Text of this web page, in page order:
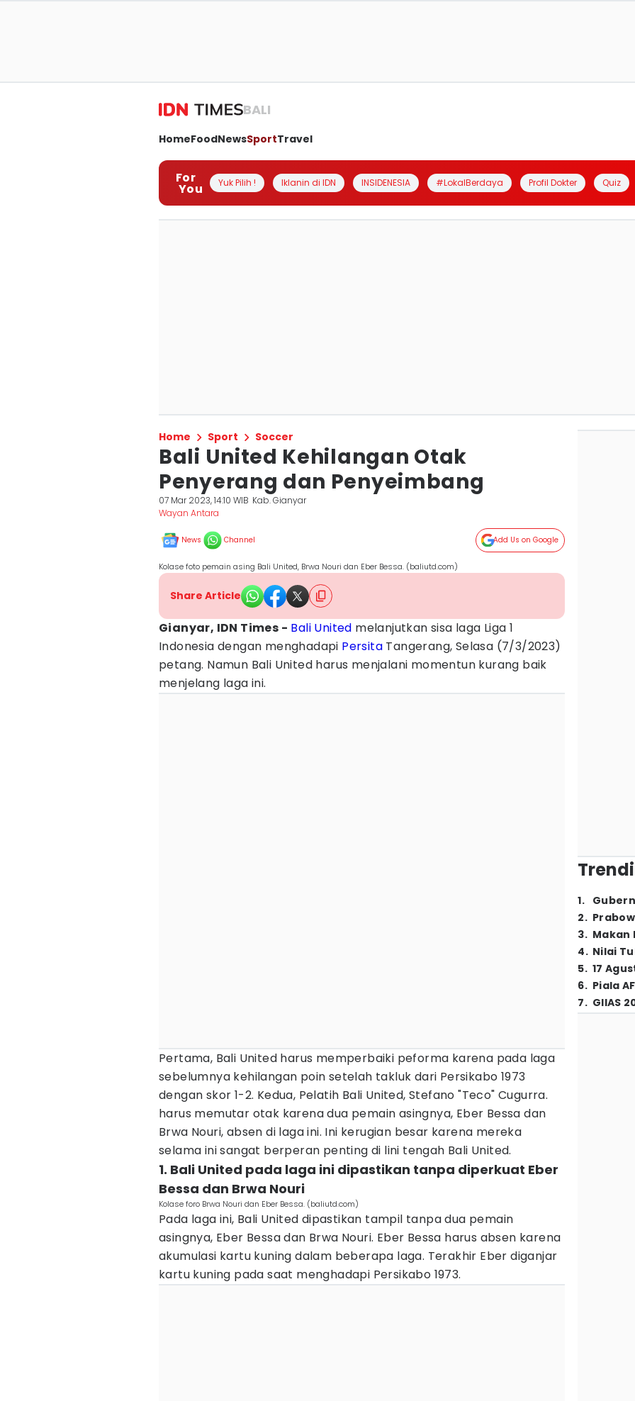
BALI
HomeFoodNewsSportTravel
For
You Yuk Pilih ! Iklanin di IDN INSIDENESIA #LokalBerdaya Profil Dokter Quiz
Home Sport Soccer
Bali United Kehilangan Otak
Penyerang dan Penyeimbang
07 Mar 2023, 14:10 WIB Kab. Gianyar
Wayan Antara
News Channel Add Us on Google
Kolase foto pemain asing Bali United, Brwa Nouri dan Eber Bessa. (baliutd.com)
Share Article
Gianyar, IDN Times - Bali United melanjutkan sisa laga Liga 1
Indonesia dengan menghadapi Persita Tangerang, Selasa (7/3/2023)
petang. Namun Bali United harus menjalani momentun kurang baik
menjelang laga ini.
Pertama, Bali United harus memperbaiki peforma karena pada laga
sebelumnya kehilangan poin setelah takluk dari Persikabo 1973
dengan skor 1-2. Kedua, Pelatih Bali United, Stefano "Teco" Cugurra.
harus memutar otak karena dua pemain asingnya, Eber Bessa dan
Brwa Nouri, absen di laga ini. Ini kerugian besar karena mereka
selama ini sangat berperan penting di lini tengah Bali United.
1. Bali United pada laga ini dipastikan tanpa diperkuat Eber
Bessa dan Brwa Nouri
Kolase foro Brwa Nouri dan Eber Bessa. (baliutd.com)
Pada laga ini, Bali United dipastikan tampil tanpa dua pemain
asingnya, Eber Bessa dan Brwa Nouri. Eber Bessa harus absen karena
akumulasi kartu kuning dalam beberapa laga. Terakhir Eber diganjar
kartu kuning pada saat menghadapi Persikabo 1973.
1.
2.
3. Makan
4. Nilai
5. 17
6. Piala
7. GIIAS